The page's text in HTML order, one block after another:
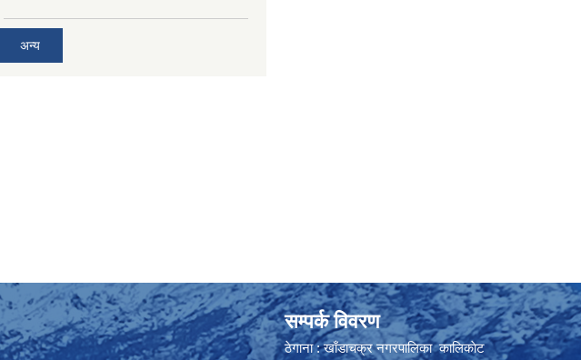
अन्य
सम्पर्क विवरण
ठेगाना : खाँडाचक्र नगरपालिका कालिकाेट